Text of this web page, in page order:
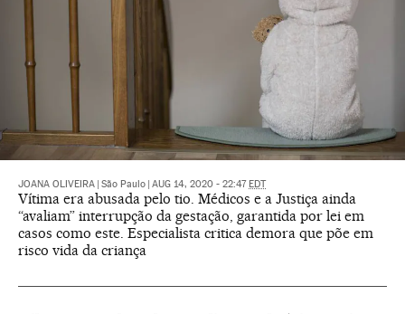
JOANA OLIVEIRA São Paulo AUG 14, 2020 - 22:47 EDT
Vítima era abusada pelo tio. Médicos e a Justiça ainda
“avaliam” interrupção da gestação, garantida por lei em
casos como este. Especialista critica demora que põe em
risco vida da criança